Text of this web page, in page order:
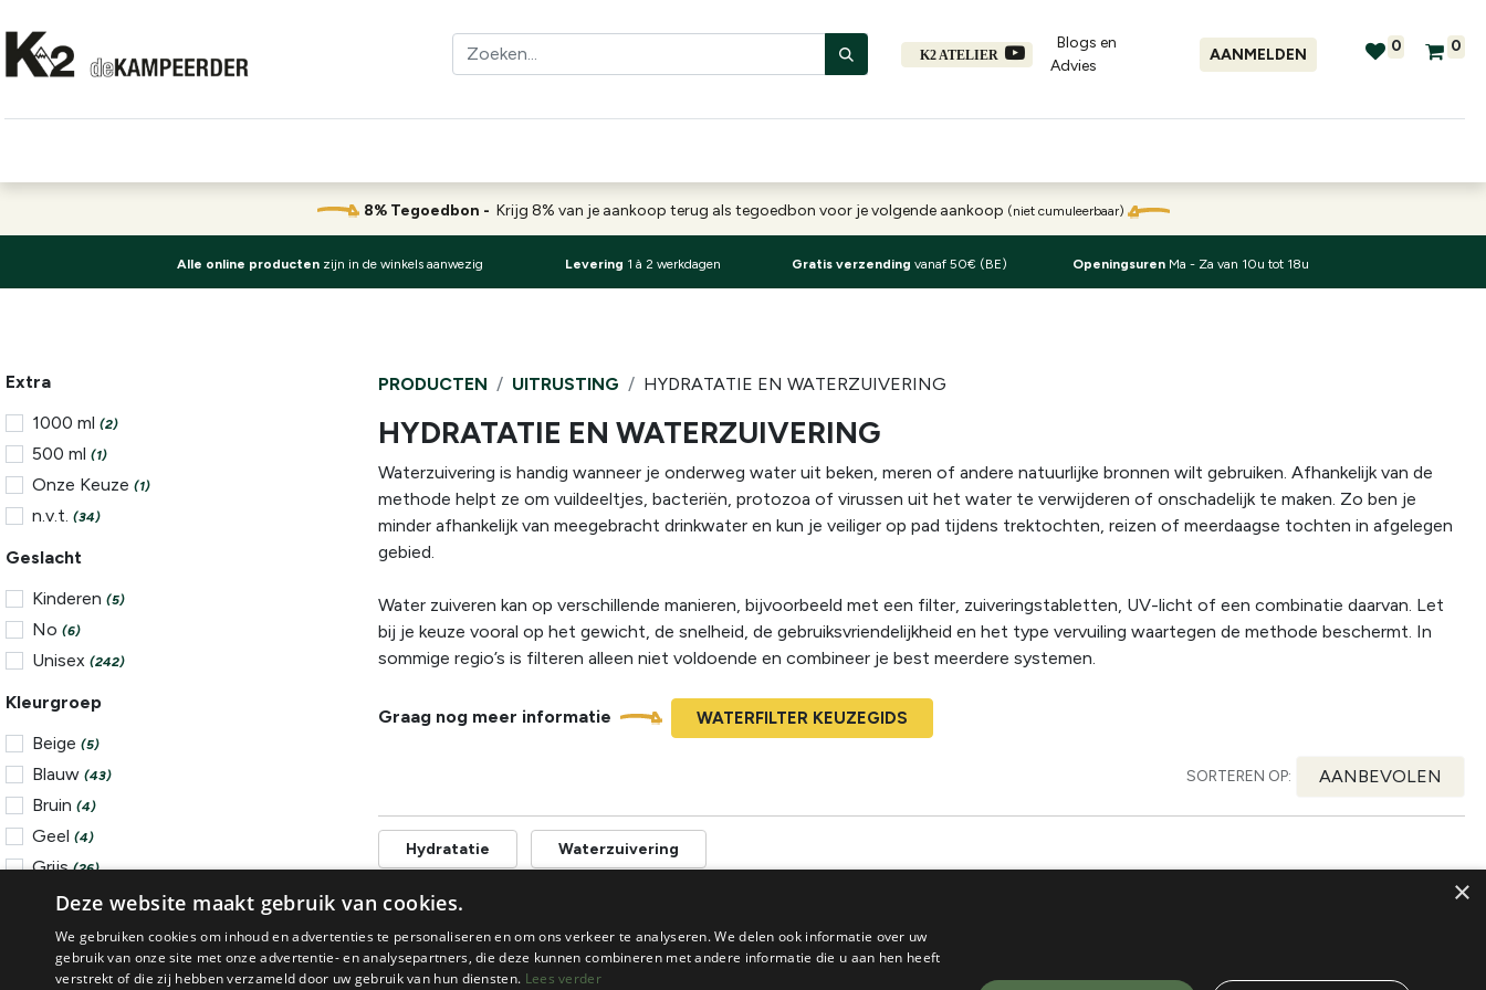
K2 ATELIER
Blogs en
Advies​
AANMELDEN 0 0
8% Tegoedbon - Krijg 8% van je aankoop terug als tegoedbon voor je volgende aankoop (niet cumuleerbaar)
Alle online producten zijn in de winkels aanwezig Levering 1 à 2 werkdagen Gratis verzending vanaf 50€ (BE) Openingsuren Ma - Za van 10u tot 18u
Extra
1000 ml (2)
500 ml (1)
Onze Keuze (1)
n.v.t. (34)
Geslacht
Kinderen (5)
No (6)
Unisex (242)
Kleurgroep
Beige (5)
Blauw (43)
Bruin (4)
Geel (4)
Grijs (26)
Groen (22)
Multi
SHOW MORE
PRODUCTEN UITRUSTING HYDRATATIE EN WATERZUIVERING
HYDRATATIE EN WATERZUIVERING
Waterzuivering is handig wanneer je onderweg water uit beken, meren of andere natuurlijke bronnen wilt gebruiken. Afhankelijk van de
methode helpt ze om vuildeeltjes, bacteriën, protozoa of virussen uit het water te verwijderen of onschadelijk te maken. Zo ben je
minder afhankelijk van meegebracht drinkwater en kun je veiliger op pad tijdens trektochten, reizen of meerdaagse tochten in afgelegen
gebied.
Water zuiveren kan op verschillende manieren, bijvoorbeeld met een filter, zuiveringstabletten, UV-licht of een combinatie daarvan. Let
bij je keuze vooral op het gewicht, de snelheid, de gebruiksvriendelijkheid en het type vervuiling waartegen de methode beschermt. In
sommige regio’s is filteren alleen niet voldoende en combineer je best meerdere systemen.
Graag nog meer informatie WATERFILTER KEUZEGIDS
SORTEREN OP: AANBEVOLEN
Hydratatie Waterzuivering
×
Deze website maakt gebruik van cookies.
We gebruiken cookies om inhoud en advertenties te personaliseren en om ons verkeer te analyseren. We delen ook informatie over uw
gebruik van onze site met onze advertentie- en analysepartners, die deze kunnen combineren met andere informatie die u aan hen heeft
verstrekt of die zij hebben verzameld door uw gebruik van hun diensten. Lees verder